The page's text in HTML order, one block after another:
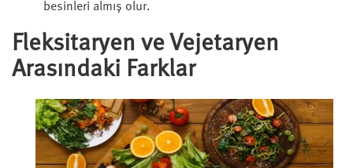
besinleri almış olur.
Fleksitaryen ve Vejetaryen
Arasındaki Farklar